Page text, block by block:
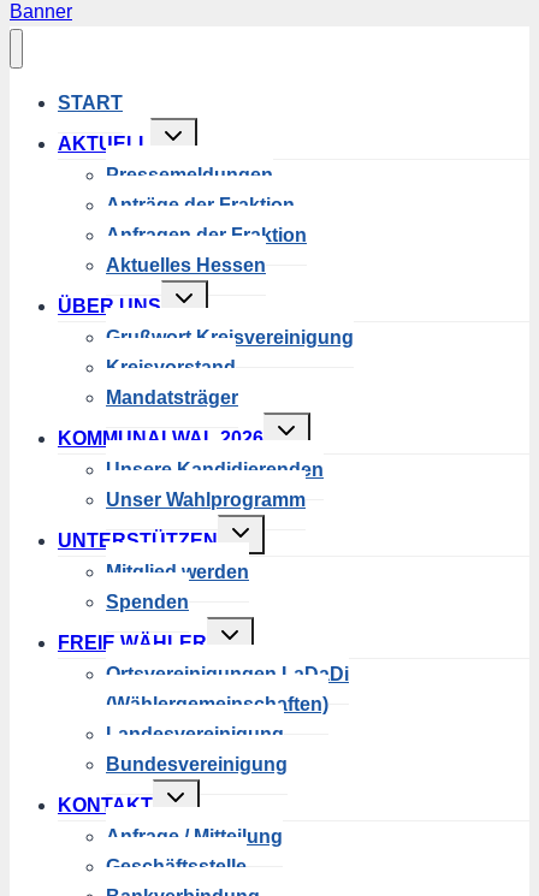
Banner
START
AKTUELL
Untermenü
umschalten
Pressemeldungen
Anträge der Fraktion
Anfragen der Fraktion
Aktuelles Hessen
ÜBER UNS
Untermenü
umschalten
Grußwort Kreisvereinigung
Kreisvorstand
Mandatsträger
KOMMUNALWAL 2026
Untermenü
umschalten
Unsere Kandidierenden
Unser Wahlprogramm
UNTERSTÜTZEN
Untermenü
umschalten
Mitglied werden
Spenden
FREIE WÄHLER
Untermenü
umschalten
Ortsvereinigungen LaDaDi
(Wählergemeinschaften)
Landesvereinigung
Bundesvereinigung
KONTAKT
Untermenü
umschalten
Anfrage / Mitteilung
Geschäftsstelle